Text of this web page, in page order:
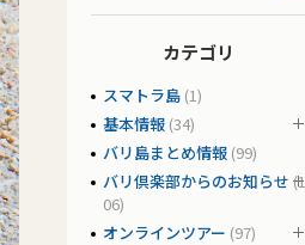
カテゴリ
スマトラ島 (1)
基本情報 (34)
バリ島まとめ情報 (99)
バリ倶楽部からのお知らせ (1
06)
オンラインツアー (97)